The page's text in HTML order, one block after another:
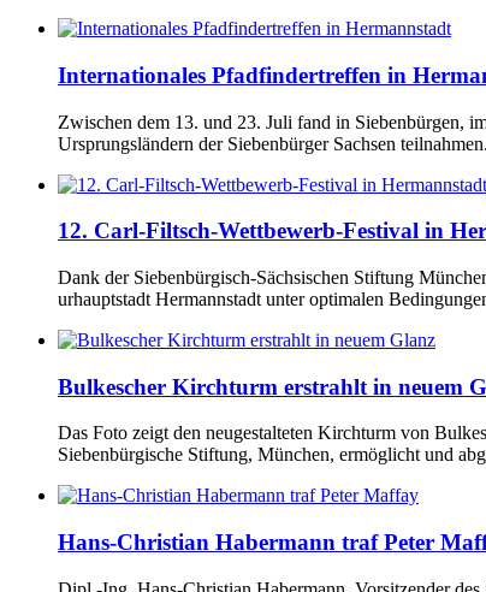
Internationales Pfadfindertreffen in
Zwischen dem 13. und 23. Juli fand in Siebenbürgen,
Ursprungsländern der Siebenbürger Sachsen
12. Carl-Filtsch-Wettbewerb-Festival in
Dank der Siebenbürgisch-Sächsischen Stiftung
urhauptstadt Hermannstadt unter optimalen
Bulkescher Kirchturm erstrahlt in neuem
Das Foto zeigt den neugestalteten Kirchturm von
Siebenbürgische Stiftung, München, ermöglicht und
Hans-Christian Habermann traf Peter